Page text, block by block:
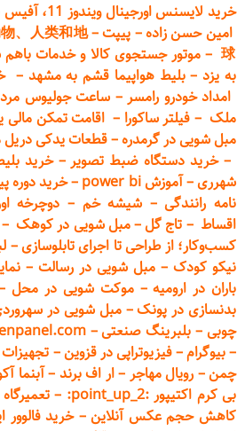
خرید لایسنس اورجینال ویندوز 11، آفیس 365
امین حسن زاده– پیپت–
、人类和地
球
– موتور جستجوی کالا و خدمات
به یزد–بلیط هواپیما قشم به مشهد –
امداد خودرو رامسر– ساعت جولیوس
ملک – فیلتر ساکورا – اقامت تمکن مالی
مبل شویی در گرمدره–قطعاتیدکی
–خرید دستگاه ضبط تصویر–خرید
شهرری–آموزش power bi –خرید دوره
نامه رانندگی– شیشه خم – دوچرخه
اقساط – تاج گل–مبل شویی در کوهک
کسب‌وکار؛ از طراحی تا اجرای تابلوسازی–
نیکو کودک – مبل شویی در رسالت –
باران در ارومیه–موکت شویی در محل
بدنسازی در پونک–مبل شویی در
چوبی – بلبرینگ صنعتی–
–بیوگرام–فیزیوتراپی در قزوین–
چمن– رویال مهاجر –ار اف برند –آبنما
بی کرم اکتیپور :point_up_2:
– تعمیر
کاهش حجم عکس آنلاین–خرید فالوور